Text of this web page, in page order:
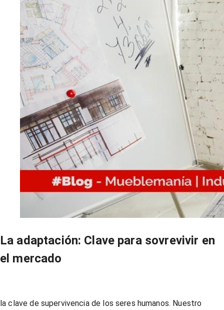
La adaptación: Clave para sovrevivir en
el mercado
la clave de supervivencia de los seres humanos. Nuestro